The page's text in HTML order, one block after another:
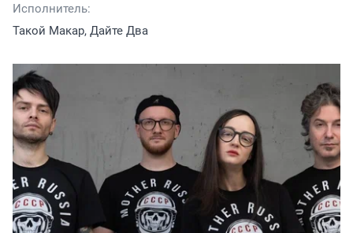
Исполнитель:
Такой Макар, Дайте Два